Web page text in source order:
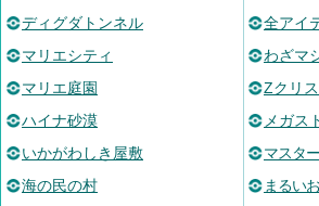
ディグダトンネル
マリエシティ
マリエ庭園
ハイナ砂漠
いかがわしき屋敷
海の民の村
全アイ
わざマ
Zクリ
メガス
マスタ
まるい